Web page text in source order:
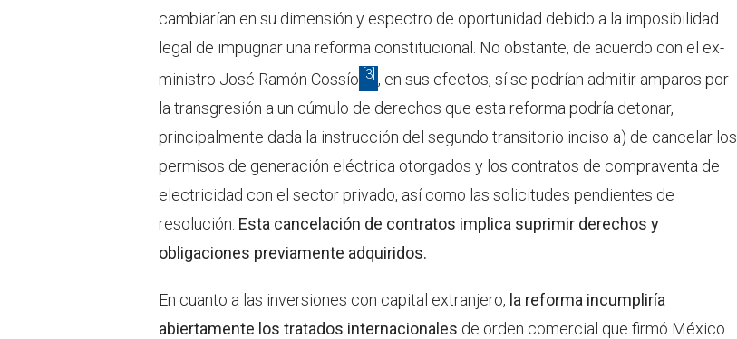
cambiarían en su dimensión y espectro de oportunidad debido a la imposibilidad
legal de impugnar una reforma constitucional. No obstante, de acuerdo con el ex-
ministro José Ramón Cossío [3] , en sus efectos, sí se podrían admitir amparos por
la transgresión a un cúmulo de derechos que esta reforma podría detonar,
principalmente dada la instrucción del segundo transitorio inciso a) de cancelar los
permisos de generación eléctrica otorgados y los contratos de compraventa de
electricidad con el sector privado, así como las solicitudes pendientes de
resolución. Esta cancelación de contratos implica suprimir derechos y
obligaciones previamente adquiridos.
En cuanto a las inversiones con capital extranjero, la reforma incumpliría
abiertamente los tratados internacionales de orden comercial que firmó México